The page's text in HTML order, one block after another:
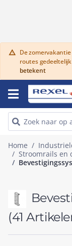
warning De
routes
betekent
Home
Stroomrails en
(41